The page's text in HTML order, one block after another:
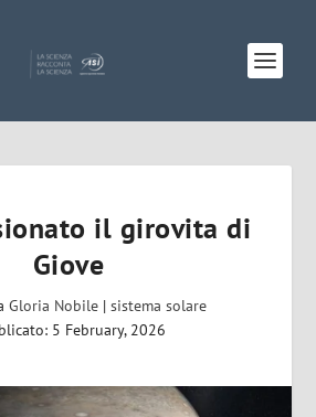
il girovita di
Giove
Gloria Nobile| sistema solare
5 February, 2026